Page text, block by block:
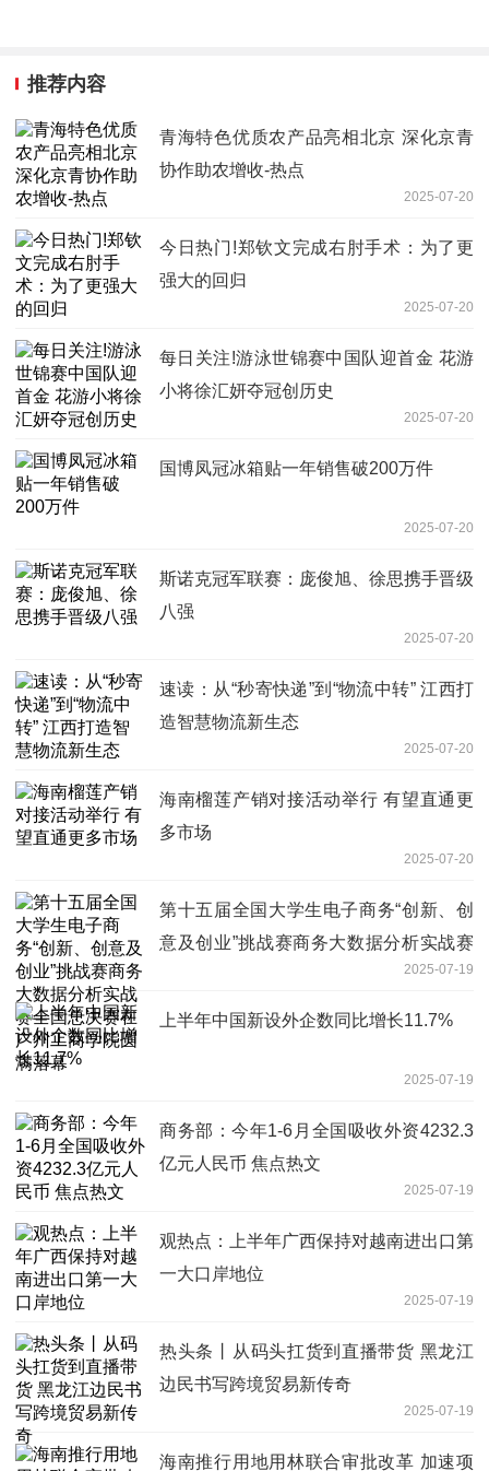
推荐内容
青海特色优质农产品亮相北京 深化京青
协作助农增收-热点
2025-07-20
今日热门!郑钦文完成右肘手术：为了更
强大的回归
2025-07-20
每日关注!游泳世锦赛中国队迎首金 花游
小将徐汇妍夺冠创历史
2025-07-20
国博凤冠冰箱贴一年销售破200万件
2025-07-20
斯诺克冠军联赛：庞俊旭、徐思携手晋级
八强
2025-07-20
速读：从“秒寄快递”到“物流中转” 江西打
造智慧物流新生态
2025-07-20
海南榴莲产销对接活动举行 有望直通更
多市场
2025-07-20
第十五届全国大学生电子商务“创新、创
意及创业”挑战赛商务大数据分析实战赛
全国总决赛在广州工商学院圆满落幕2025-07-19
上半年中国新设外企数同比增长11.7%
2025-07-19
商务部：今年1-6月全国吸收外资4232.3
亿元人民币 焦点热文
2025-07-19
观热点：上半年广西保持对越南进出口第
一大口岸地位
2025-07-19
热头条丨从码头扛货到直播带货 黑龙江
边民书写跨境贸易新传奇
2025-07-19
海南推行用地用林联合审批改革 加速项